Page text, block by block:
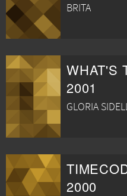
BRITA
2001
GLORIA
2000